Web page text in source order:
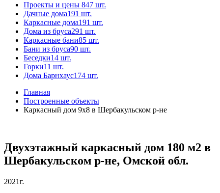
Проекты и цены 847 шт.
Дачные дома191 шт.
Каркасные дома191 шт.
Дома из бруса291 шт.
Каркасные бани85 шт.
Бани из бруса90 шт.
Беседки14 шт.
Горки11 шт.
Дома Барнхаус174 шт.
Главная
Построенные объекты
Каркасный дом 9х8 в Шербакульском р-не
Двухэтажный каркасный дом 180 м2 в
Шербакульском р-не, Омской обл.
2021г.